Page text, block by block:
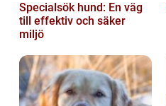
Specialsök hund: En väg
till effektiv och säker
miljö